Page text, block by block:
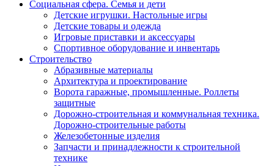
Социальная сфера. Семья и дети
Детские игрушки. Настольные игры
Детские товары и одежда
Игровые приставки и аксессуары
Спортивное оборудование и инвентарь
Строительство
Абразивные материалы
Архитектура и проектирование
Ворота гаражные, промышленные. Роллеты
защитные
Дорожно-строительная и коммунальная техника.
Дорожно-строительные работы
Железобетонные изделия
Запчасти и принадлежности к строительной
технике